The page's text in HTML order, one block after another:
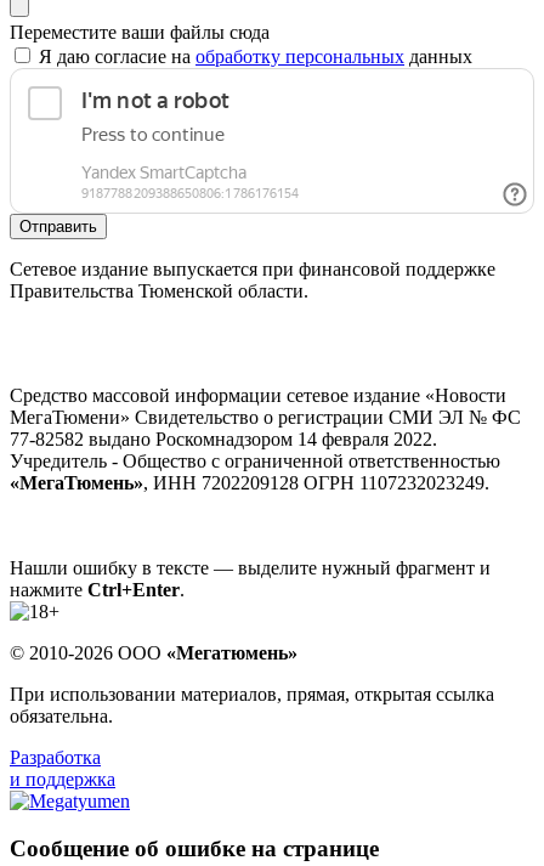
Переместите ваши файлы сюда
Я даю согласие на обработку персональных данных
Отправить
Сетевое издание выпускается при финансовой поддержке
Правительства Тюменской области.
Средство массовой информации сетевое издание «Новости
МегаТюмени» Свидетельство о регистрации СМИ ЭЛ № ФС
77-82582 выдано Роскомнадзором 14 февраля 2022.
Учредитель - Общество с ограниченной ответственностью
«МегаТюмень», ИНН 7202209128 ОГРН 1107232023249.
Нашли ошибку в тексте — выделите нужный фрагмент и
нажмите Ctrl+Enter.
© 2010-2026 ООО «Мегатюмень»
При использовании материалов, прямая, открытая ссылка
обязательна.
Разработка
и поддержка
Сообщение об ошибке на странице